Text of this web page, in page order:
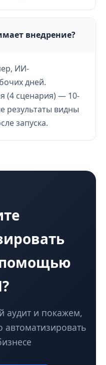
внедрение?
ИИ-
дней.
(4 сценария) — 10-
результаты видны
запуска.
аудит и покажем,